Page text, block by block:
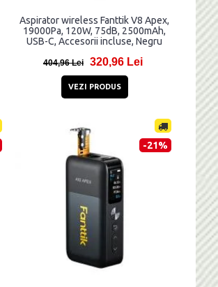
Aspirator wireless Fanttik V8 Apex,
19000Pa, 120W, 75dB, 2500mAh,
USB-C, Accesorii incluse, Negru
404,96 Lei 320,96 Lei
VEZI PRODUS
-21%